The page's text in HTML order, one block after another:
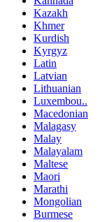
Kazakh
Khmer
Kurdish
Kyrgyz
Latin
Latvian
Lithuanian
Luxembou..
Macedonian
Malagasy
Malay
Malayalam
Maltese
Maori
Marathi
Mongolian
Burmese